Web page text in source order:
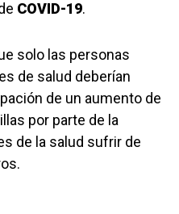
COVID-19.
solo las personas
de salud deberían
de un aumento de
por parte de la
de la salud sufrir de